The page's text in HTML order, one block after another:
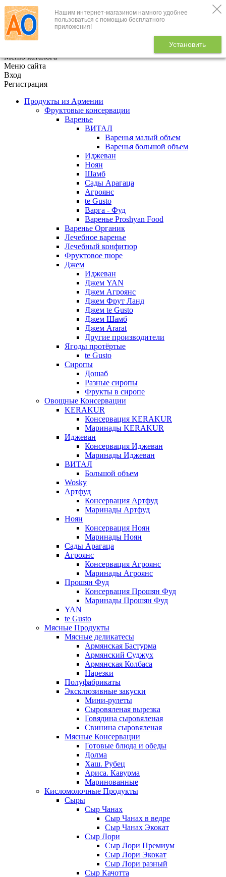
Нашим интернет-магазином намного удобнее
пользоваться с помощью бесплатного
приложения!
Установить
+7 (495) 646-888-1
В корзине
Меню каталога
Меню сайта
Вход
Регистрация
Продукты из Армении
Фруктовые консервации
Варенье
ВИТАЛ
Варенья малый объем
Варенья большой объем
Иджеван
Ноян
Шамб
Сады Арагаца
Агроянс
te Gusto
Варга - Фуд
Варенье Proshyan Food
Варенье Органик
Лечебное варенье
Лечебный конфитюр
Фруктовое пюре
Джем
Иджеван
Джем YAN
Джем Агроянс
Джем Фрут Ланд
Джем te Gusto
Джем Шамб
Джем Ararat
Другие производители
Ягоды протёртые
te Gusto
Сиропы
Дошаб
Разные сиропы
Фрукты в сиропе
Овощные Консервации
KERAKUR
Консервация KERAKUR
Маринады KERAKUR
Иджеван
Консервация Иджеван
Маринады Иджеван
ВИТАЛ
Большой объем
Wosky
Артфуд
Консервация Артфуд
Маринады Артфуд
Ноян
Консервация Ноян
Маринады Ноян
Сады Арагаца
Агроянс
Консервация Агроянс
Маринады Агроянс
Прошян Фуд
Консервация Прошян Фуд
Маринады Прошян Фуд
YAN
te Gusto
Мясные Продукты
Мясные деликатесы
Армянская Бастурма
Армянский Суджух
Армянская Колбаса
Нарезки
Полуфабрикаты
Эксклюзивные закуски
Мини-рулеты
Сыровяленая вырезка
Говядина сыровяленая
Свинина сыровяленая
Мясные Консервации
Готовые блюда и обеды
Долма
Хаш. Рубец
Ариса. Кавурма
Маринованные
Кисломолочные Продукты
Сыры
Сыр Чанах
Сыр Чанах в ведре
Сыр Чанах Экокат
Сыр Лори
Сыр Лори Премиум
Сыр Лори Экокат
Сыр Лори разный
Сыр Качотта